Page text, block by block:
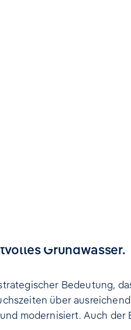
Grundwasser.
Bedeutung,
über
modernisiert. Auch